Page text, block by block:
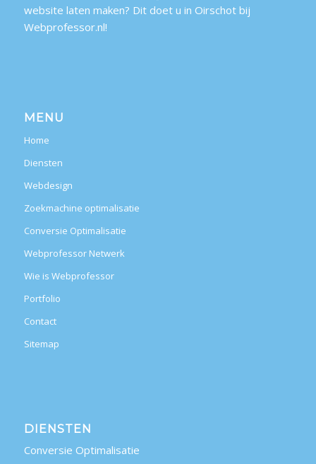
website laten maken? Dit doet u in Oirschot bij
Webprofessor.nl!
MENU
Home
Diensten
Webdesign
Zoekmachine optimalisatie
Conversie Optimalisatie
Webprofessor Netwerk
Wie is Webprofessor
Portfolio
Contact
Sitemap
DIENSTEN
Conversie Optimalisatie